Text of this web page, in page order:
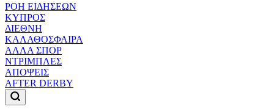
ΡΟΗ ΕΙΔΗΣΕΩΝ
ΚΥΠΡΟΣ
ΔΙΕΘΝΗ
ΚΑΛΑΘΟΣΦΑΙΡΑ
ΑΛΛΑ ΣΠΟΡ
ΝΤΡΙΜΠΛΕΣ
ΑΠΟΨΕΙΣ
AFTER DERBY